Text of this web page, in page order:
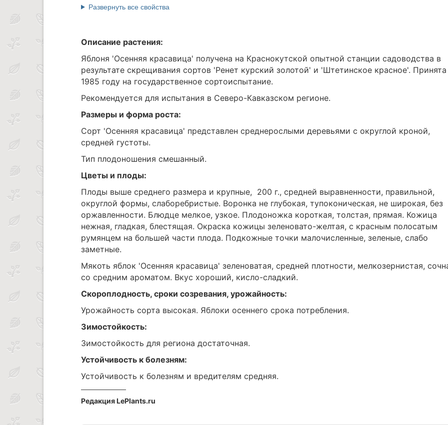
Развернуть все свойства
Описание растения:
Яблоня 'Осенняя красавица' получена на Краснокутской опытной станции садоводства в
результате скрещивания сортов 'Ренет курский золотой' и 'Штетинское красное'.
1985 году на государственное сортоиспытание.
Рекомендуется для испытания в Северо-Кавказском регионе.
Размеры и форма роста:
Сорт 'Осенняя красавица' представлен среднерослыми деревьями с округлой кроной,
средней густоты.
Тип плодоношения смешанный.
Цветы и плоды:
Плоды выше среднего размера и крупные, 200 г., средней выравненности, правильной,
округлой формы, слаборебристые. Воронка не глубокая, тупоконическая, не широкая, без
оржавленности. Блюдце мелкое, узкое. Плодоножка короткая, толстая, прямая. Кожица
нежная, гладкая, блестящая. Окраска кожицы зеленовато-желтая, с красным полосатым
румянцем на большей части плода. Подкожные точки малочисленные, зеленые, слабо
заметные.
Мякоть яблок 'Осенняя красавица' зеленоватая, средней плотности, мелкозернистая,
со средним ароматом. Вкус хороший, кисло-сладкий.
Скороплодность, сроки созревания, урожайность:
Урожайность сорта высокая. Яблоки осеннего срока потребления.
Зимостойкость:
Зимостойкость для региона достаточная.
Устойчивость к болезням:
Устойчивость к болезням и вредителям средняя.
Редакция LePlants.ru